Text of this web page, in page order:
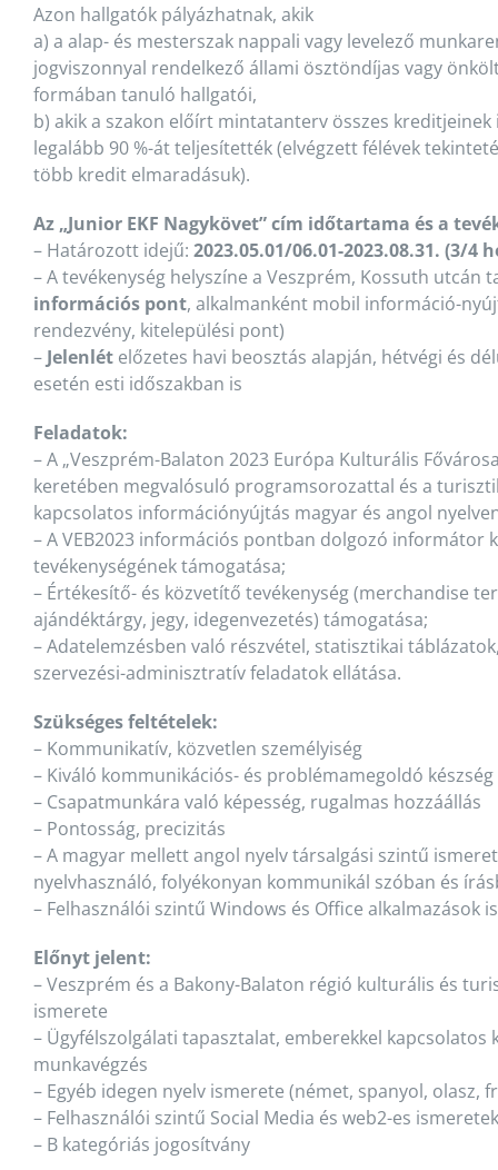
Azon hallgatók pályázhatnak, akik
a) a alap- és mesterszak nappali vagy levelező
jogviszonnyal rendelkező állami ösztöndíjas vagy
formában tanuló hallgatói,
b) akik a szakon előírt mintatanterv összes
legalább 90 %-át teljesítették (elvégzett félévek
több kredit elmaradásuk).
Az „Junior EKF Nagykövet” cím időtartama és a
– Határozott idejű: 2023.05.01/06.01-2023.08.31. (3/4
– A tevékenység helyszíne a Veszprém, Kossuth utcán
információs pont, alkalmanként mobil információ-
rendezvény, kitelepülési pont)
– Jelenlételőzetes havi beosztás alapján, hétvégi és
esetén esti időszakban is
Feladatok:
– A „Veszprém-Balaton 2023 Európa Kulturális
keretében megvalósuló programsorozattal és a
kapcsolatos információnyújtás magyar és angol
– A VEB2023 információs pontban dolgozó informátor
tevékenységének támogatása;
– Értékesítő- és közvetítő tevékenység (merchandise
ajándéktárgy, jegy, idegenvezetés) támogatása;
– Adatelemzésben való részvétel, statisztikai
szervezési-adminisztratív feladatok ellátása.
Szükséges feltételek:
– Kommunikatív, közvetlen személyiség
– Kiváló kommunikációs- és problémamegoldó készség
– Csapatmunkára való képesség, rugalmas hozzáállás
– Pontosság, precizitás
– A magyar mellett angol nyelv társalgási szintű
nyelvhasználó, folyékonyan kommunikál szóban és
– Felhasználói szintű Windows és Office alkalmazások
Előnyt jelent:
– Veszprém és a Bakony-Balaton régió kulturális és
ismerete
– Ügyfélszolgálati tapasztalat, emberekkel kapcsolatos
munkavégzés
– Egyéb idegen nyelv ismerete (német, spanyol, olasz,
– Felhasználói szintű Social Media és web2-es ismeretek
– B kategóriás jogosítvány